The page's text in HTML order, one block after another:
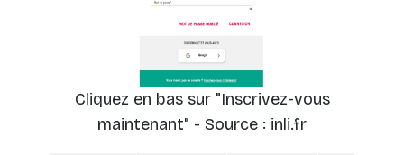
Cliquez en bas sur "Inscrivez-vous
maintenant" - Source : inli.fr